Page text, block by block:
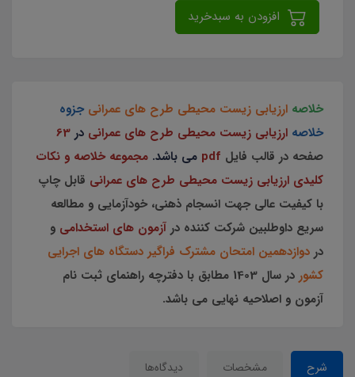
خلاصه ارزیابی زیست محیطی طرح های عمرانیجزوه
خلاصه ارزیابی زیست محیطی طرح های عمرانی در 63
صفحه در قالب فایل pdf می باشد. مجموعه خلاصه و نکات
کلیدی ارزیابی زیست محیطی طرح های عمرانی قابل چاپ
با کیفیت عالی جهت انسجام ذهنی، خودآزمایی و مطالعه
سریع داوطلبین شرکت کننده در آزمون های استخدامی و
در دوازدهمین امتحان مشترک فراگیر دستگاه های اجرایی
کشور
در سال 1403 مطابق با دفترچه راهنمای ثبت نام
آزمون و اصلاحیه نهایی می باشد.
شرح مشخصات دیدگاه‌ها